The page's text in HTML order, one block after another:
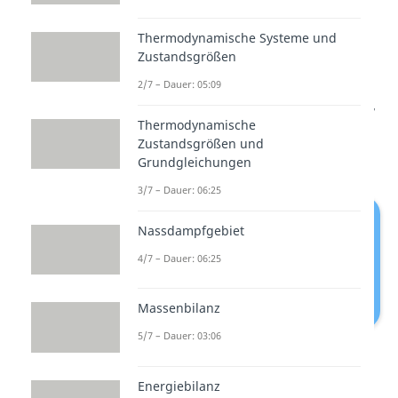
warm)
Energie von einem zum
anderen System übertragen wird.
Das Prinzip ergänzt somit den
ersten Hauptsatz, welcher besagt,
dass Energie übertragen werden
kann.
2. Hauptsatz der Thermodynamik
Thermodynamische Systeme und
Zustandsgrößen
2/7 – Dauer: 05:09
Thermodynamische
Zustandsgrößen und
Grundgleichungen
3/7 – Dauer: 06:25
Nassdampfgebiet
4/7 – Dauer: 06:25
Massenbilanz
5/7 – Dauer: 03:06
Energiebilanz